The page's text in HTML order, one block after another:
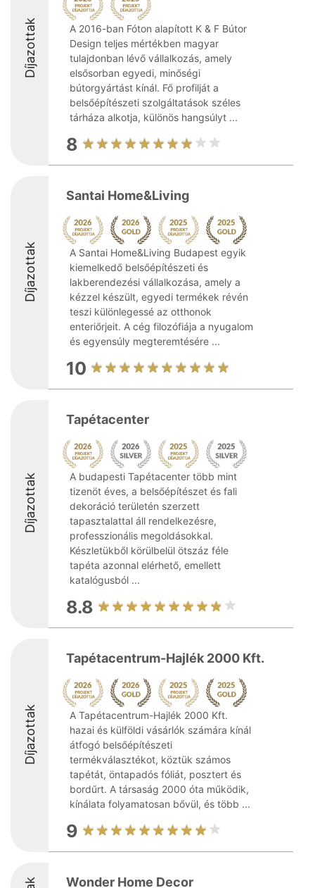
Díjazottak
A 2016-ban Fóton alapított K & F Bútor
Design teljes mértékben magyar
tulajdonban lévő vállalkozás, amely
elsősorban egyedi, minőségi
bútorgyártást kínál. Fő profilját a
belsőépítészeti szolgáltatások széles
tárháza alkotja, különös hangsúlyt ...
8
Díjazottak
Santai Home&Living
A Santai Home&Living Budapest egyik
kiemelkedő belsőépítészeti és
lakberendezési vállalkozása, amely a
kézzel készült, egyedi termékek révén
teszi különlegessé az otthonok
enteriőrjeit. A cég filozófiája a nyugalom
és egyensúly megteremtésére ...
10
Díjazottak
Tapétacenter
A budapesti Tapétacenter több mint
tizenöt éves, a belsőépítészet és fali
dekoráció területén szerzett
tapasztalattal áll rendelkezésre,
professzionális megoldásokkal.
Készletükből körülbelül ötszáz féle
tapéta azonnal elérhető, emellett
katalógusból ...
8.8
Díjazottak
Tapétacentrum-Hajlék 2000 Kft.
A Tapétacentrum-Hajlék 2000 Kft.
hazai és külföldi vásárlók számára kínál
átfogó belsőépítészeti
termékválasztékot, köztük számos
tapétát, öntapadós fóliát, posztert és
bordűrt. A társaság 2000 óta működik,
kínálata folyamatosan bővül, és több ...
9
Wonder Home Decor